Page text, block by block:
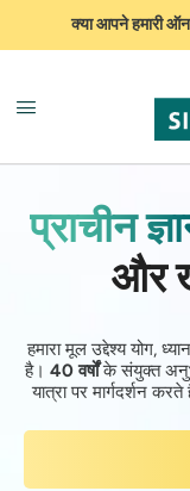
क्या आपने हमारी
प्राचीन
और
हमारा मूल उद्देश्य योग,
है। 40 वर्षोंके संयुक्त
यात्रा पर मार्गदर्शन